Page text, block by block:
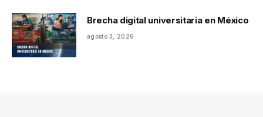
Brecha digital universitaria en México
agosto 3, 2026